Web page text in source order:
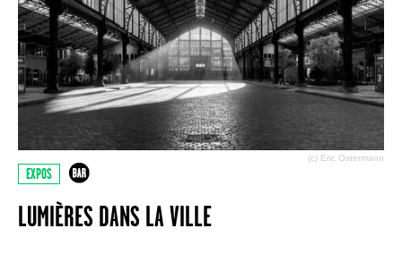
(c) Eric Ostermann
EXPOS
LUMIÈRES DANS LA VILLE